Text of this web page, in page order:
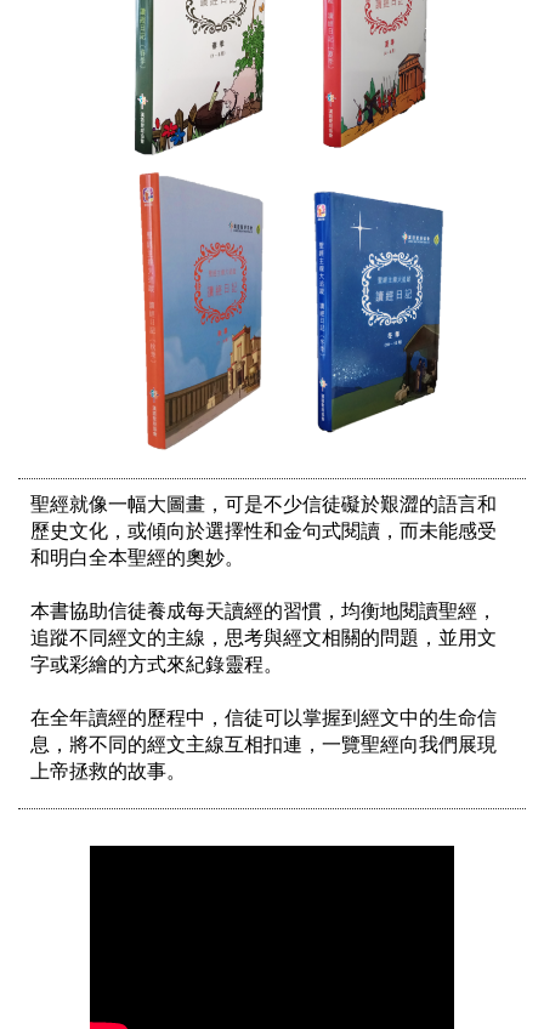
聖經就像一幅大圖畫，可是不少信徒礙於艱澀的語言和
歷史文化，或傾向於選擇性和金句式閱讀，而未能感受
和明白全本聖經的奧妙。
本書協助信徒養成每天讀經的習慣，均衡地閱讀聖經，
追蹤不同經文的主線，思考與經文相關的問題，並用文
字或彩繪的方式來紀錄靈程。
在全年讀經的歷程中，信徒可以掌握到經文中的生命信
息，將不同的經文主線互相扣連，一覽聖經向我們展現
上帝拯救的故事。